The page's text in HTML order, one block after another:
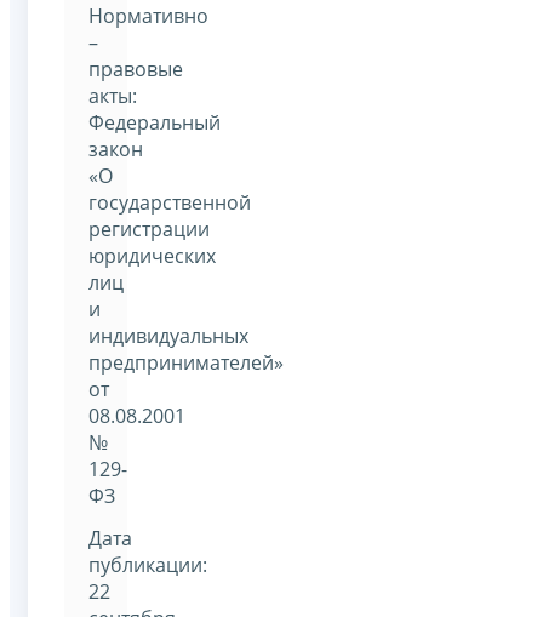
Нормативно
–
правовые
акты:
Федеральный
закон
«О
государственной
регистрации
юридических
лиц
и
индивидуальных
предпринимателей»
от
08.08.2001
№
129-
ФЗ
Дата
публикации:
22